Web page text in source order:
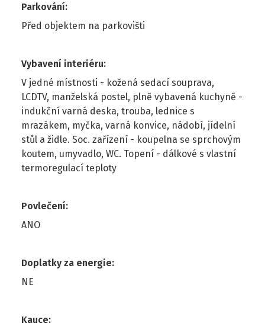
Parkování:
Před objektem na parkovišti
Vybavení interiéru:
V jedné místnosti - kožená sedací souprava,
LCDTV, manželská postel, plně vybavená kuchyně -
indukční varná deska, trouba, lednice s
mrazákem, myčka, varná konvice, nádobí, jídelní
stůl a židle. Soc. zařízení - koupelna se sprchovým
koutem, umyvadlo, WC. Topení - dálkové s vlastní
termoregulací teploty
Povlečení:
ANO
Doplatky za energie:
NE
Kauce: